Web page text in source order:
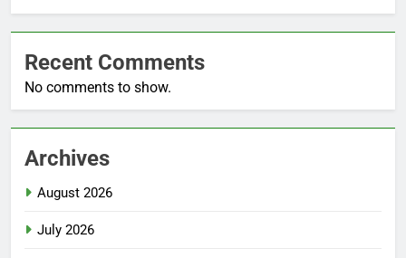
Recent Comments
No comments to show.
Archives
August 2026
July 2026